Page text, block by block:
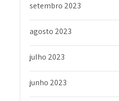
setembro 2023
agosto 2023
julho 2023
junho 2023